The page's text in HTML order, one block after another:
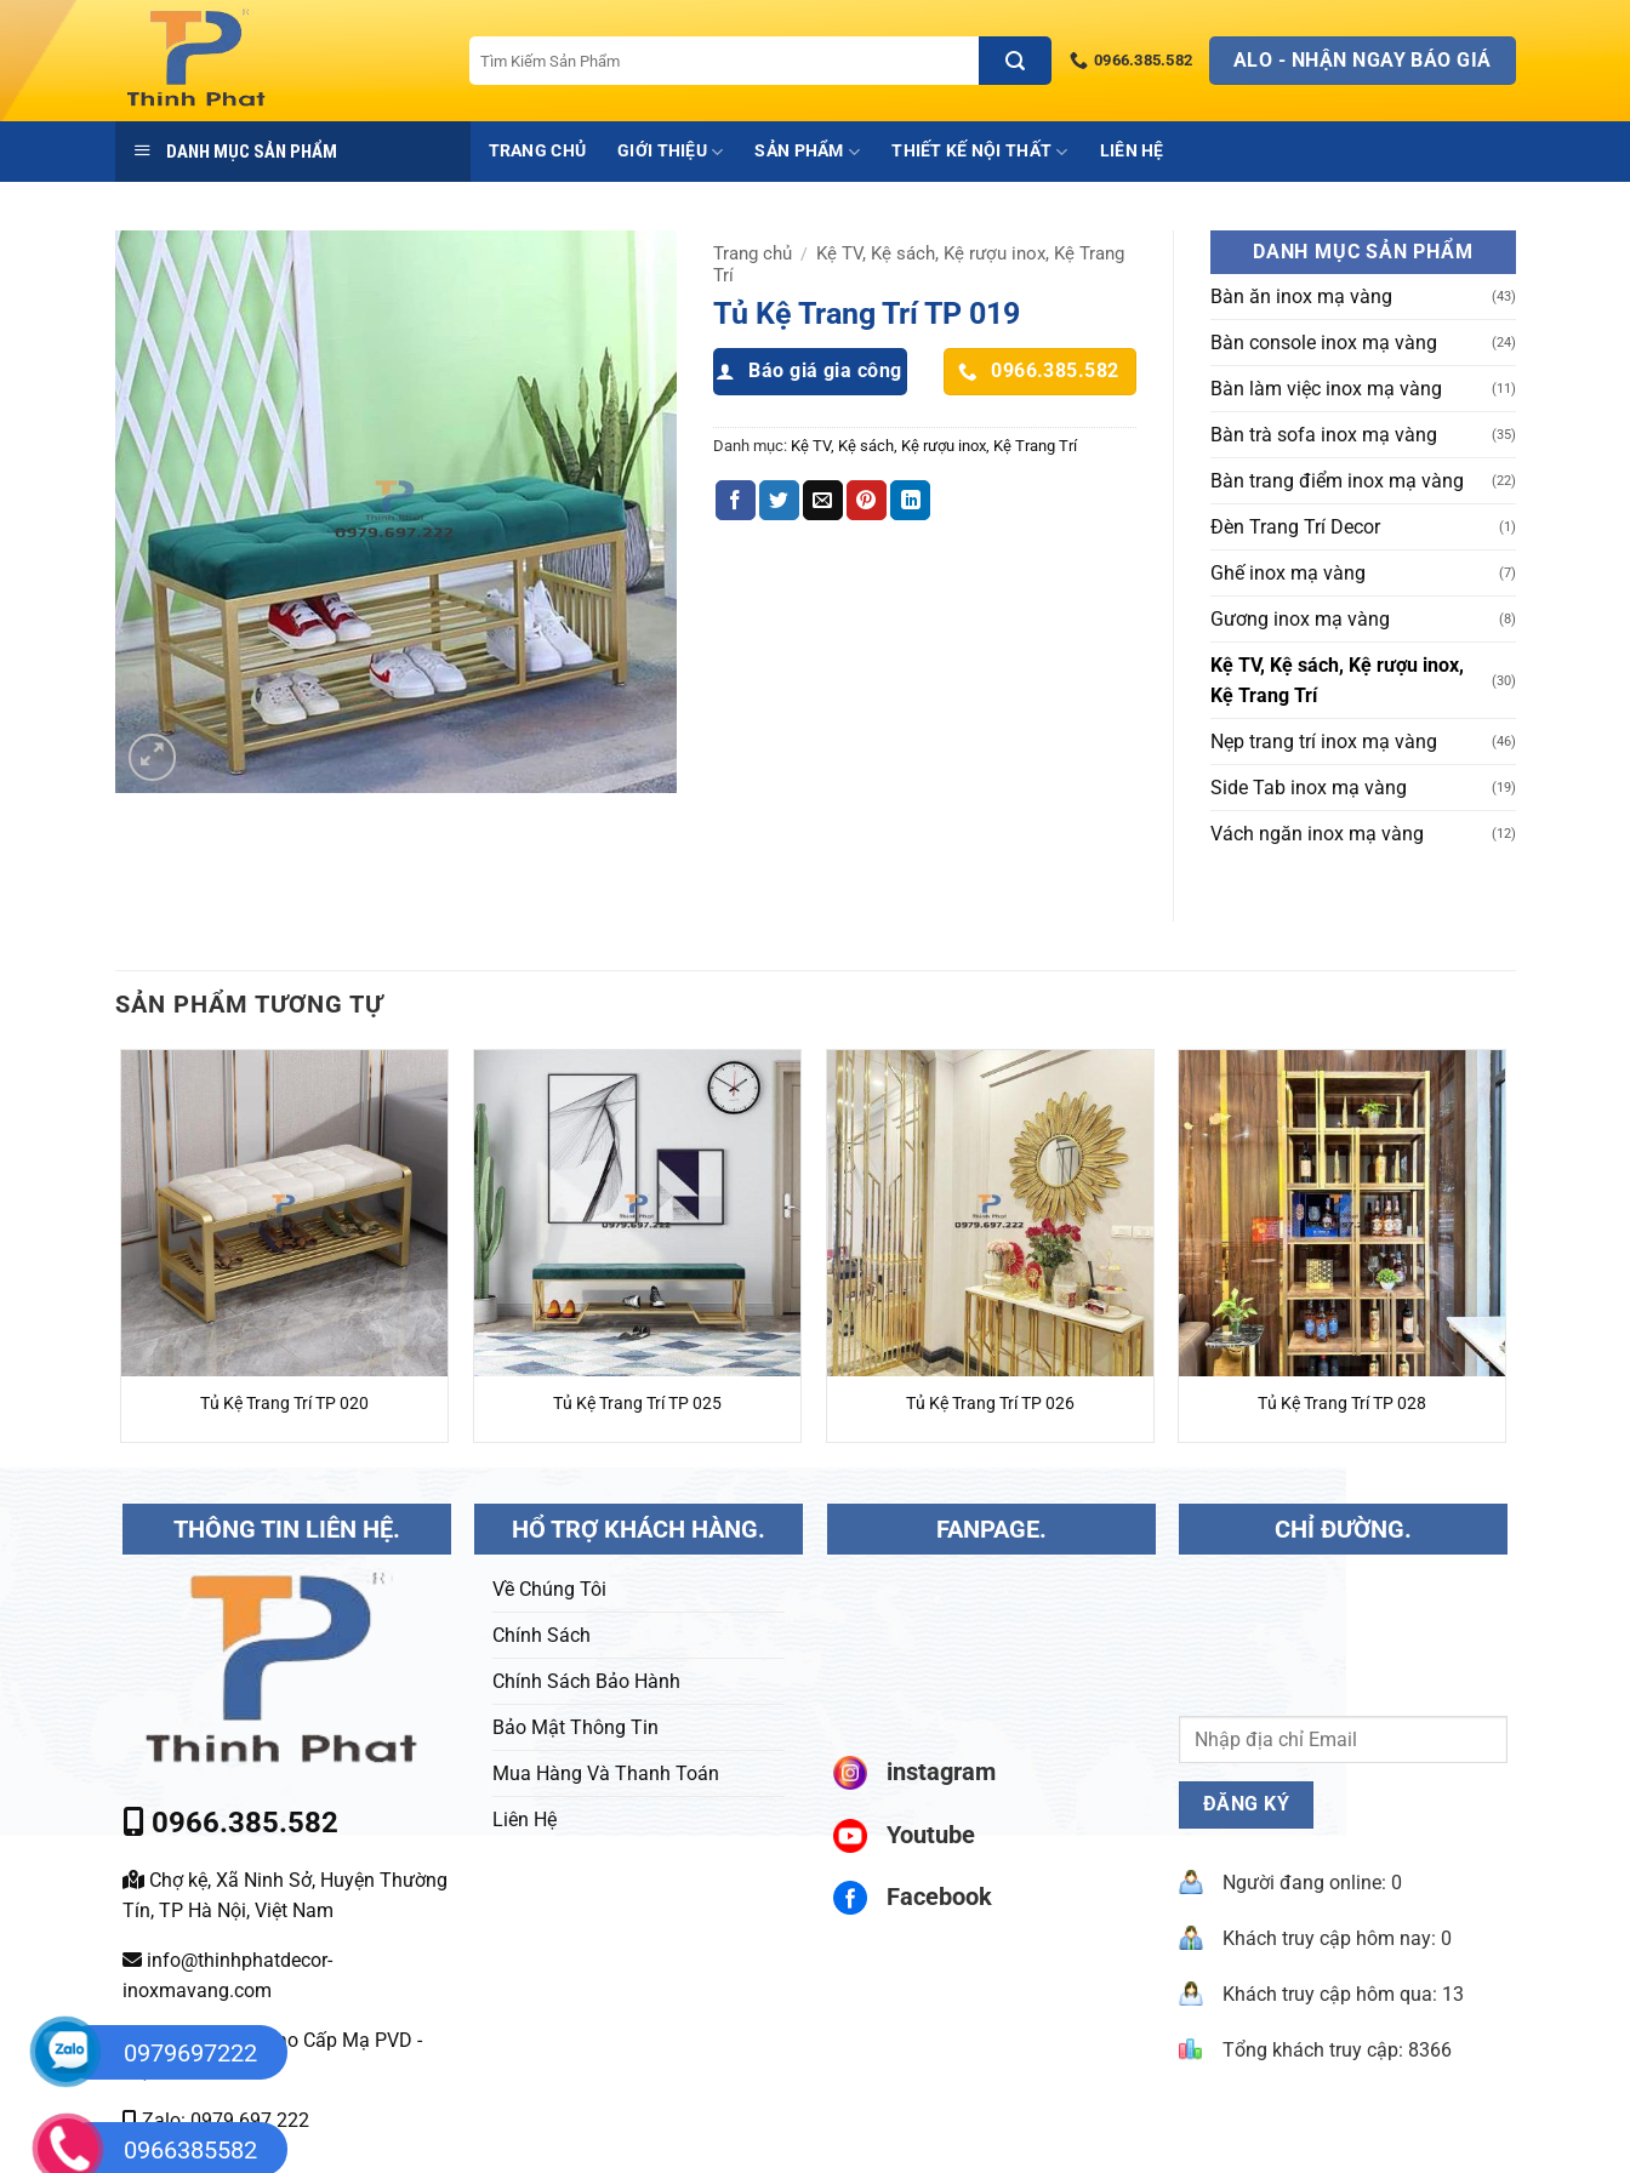
dung
Tìm
kiếm:
0966.385.582 ALO - NHẬN NGAY BÁO GIÁ
DANH MỤC SẢN PHẨM TRANG CHỦ GIỚI THIỆU SẢN PHẨM THIẾT KẾ NỘI THẤT LIÊN HỆ
Trang chủ / Kệ TV, Kệ sách, Kệ rượu inox, Kệ Trang
Trí
Tủ Kệ Trang Trí TP 019
Báo giá gia công 0966.385.582
Danh mục: Kệ TV, Kệ sách, Kệ rượu inox, Kệ Trang Trí
DANH MỤC SẢN PHẨM
Bàn ăn inox mạ vàng
(43)
Bàn console inox mạ vàng (24)
Bàn làm việc inox mạ vàng (11)
Bàn trà sofa inox mạ vàng (35)
Bàn trang điểm inox mạ vàng (22)
Đèn Trang Trí Decor (1)
Ghế inox mạ vàng (7)
Gương inox mạ vàng (8)
Kệ TV, Kệ sách, Kệ rượu inox,
Kệ Trang Trí
(30)
Nẹp trang trí inox mạ vàng (46)
Side Tab inox mạ vàng (19)
Vách ngăn inox mạ vàng (12)
SẢN PHẨM TƯƠNG TỰ
Tủ Kệ Trang Trí TP 020 Tủ Kệ Trang Trí TP 025 Tủ Kệ Trang Trí TP 026 Tủ Kệ Trang Trí TP 028
THÔNG TIN LIÊN HỆ.
0966.385.582
Chợ kệ, Xã Ninh Sở, Huyện Thường
Tín, TP Hà Nội, Việt Nam
info@thinhphatdecor-
inoxmavang.com
Nội Thất Inox Cao Cấp Mạ PVD -
Zalo: 0979 697 222
HỔ TRỢ KHÁCH HÀNG.
Về Chúng Tôi
Chính Sách
Chính Sách Bảo Hành
Bảo Mật Thông Tin
Mua Hàng Và Thanh Toán
Liên Hệ
FANPAGE.
instagram
Youtube
Facebook
CHỈ ĐƯỜNG.
Người đang online: 0
Khách truy cập hôm nay: 0
Khách truy cập hôm qua: 13
Tổng khách truy cập: 8366
0966385582
0979697222